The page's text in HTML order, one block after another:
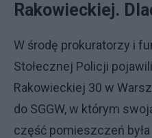
Rakowieckiej.
W środę prokuratorzy i
Stołecznej Policji
Rakowieckiej 30 w
do SGGW, w którym
część pomieszczeń